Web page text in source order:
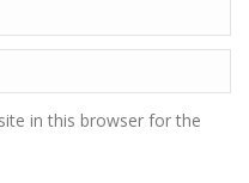
in this browser for the